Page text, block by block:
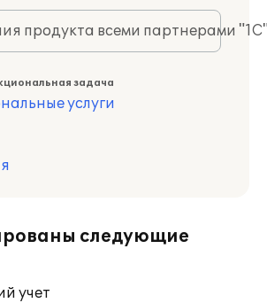
продукта всеми партнерами
задача
услуги
следующие
учет